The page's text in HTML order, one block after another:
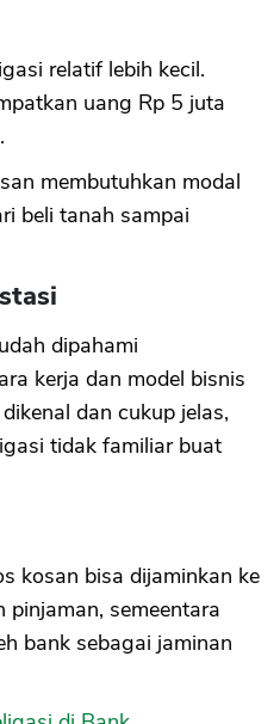
relatif lebih kecil.
uang Rp 5 juta
membutuhkan modal
beli tanah sampai
dipahami
kerja dan model bisnis
dan cukup jelas,
tidak familiar buat
kosan bisa dijaminkan ke
semeentara
bank sebagai jaminan